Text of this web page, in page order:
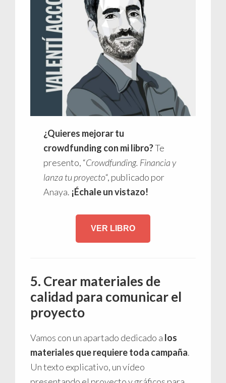
¿Quieres mejorar tu
crowdfunding con mi libro?Te
presento, “Crowdfunding. Financia y
lanza tu proyecto“, publicado por
Anaya. ¡Échale un vistazo!
VER LIBRO
5. Crear materiales de
calidad para comunicar el
proyecto
Vamos con un apartado dedicado a los
materiales que requiere toda campaña.
Un texto explicativo, un vídeo